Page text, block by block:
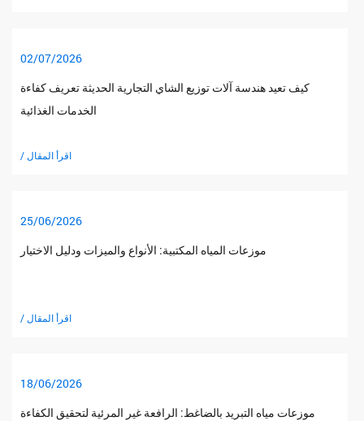
02/07/2026
كيف تعيد هندسة آلات توزيع الشاي التجارية الحديثة تعريف كفاءة
الخدمات الغذائية
/ اقرأ المقال
25/06/2026
موزعات المياه المكتبية: الأنواع والميزات ودليل الاختيار
/ اقرأ المقال
18/06/2026
موزعات مياه التبريد بالضاغط: الرافعة غير المرئية لتحقيق الكفاءة